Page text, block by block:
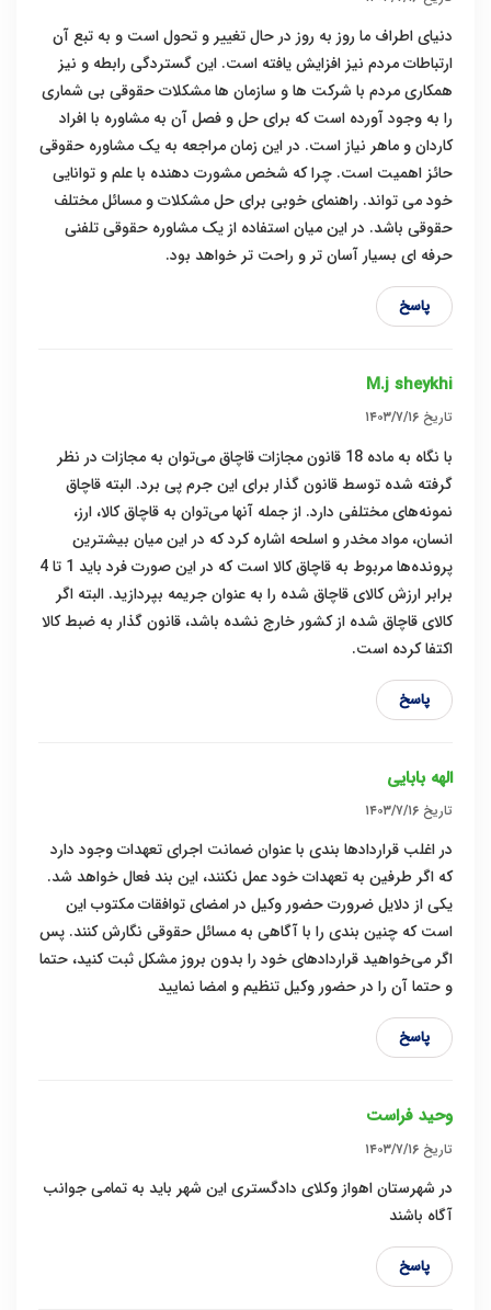
دنیای اطراف ما روز به روز در حال تغییر و تحول است و به تبع آن
ارتباطات مردم نیز افزایش یافته است. این گستردگی رابطه و نیز
همکاری مردم با شرکت ها و سازمان ها مشکلات حقوقی بی شماری
را به وجود آورده است که برای حل و فصل آن به مشاوره با افراد
کاردان و ماهر نیاز است. در این زمان مراجعه به یک مشاوره حقوقی
حائز اهمیت است. چرا که شخص مشورت دهنده با علم و توانایی
خود می تواند. راهنمای خوبی برای حل مشکلات و مسائل مختلف
حقوقی باشد. در این میان استفاده از یک مشاوره حقوقی تلفنی
حرفه ای بسیار آسان تر و راحت تر خواهد بود.
پاسخ
M.j sheykhi
تاریخ ۱۴۰۳/۷/۱۶
با نگاه به ماده 18 قانون مجازات قاچاق می‌توان به مجازات در نظر
گرفته شده توسط قانون گذار برای این جرم پی برد. البته قاچاق
نمونه‌های مختلفی دارد. از جمله آنها می‌توان به قاچاق کالا، ارز،
انسان، مواد مخدر و اسلحه اشاره کرد که در این میان بیشترین
پرونده‌ها مربوط به قاچاق کالا است که در این صورت فرد باید 1 تا 4
برابر ارزش کالای قاچاق شده را به عنوان جریمه بپردازید. البته اگر
کالای قاچاق شده از کشور خارج نشده باشد، قانون گذار به ضبط کالا
اکتفا کرده است.
پاسخ
الهه بابایی
تاریخ ۱۴۰۳/۷/۱۶
در اغلب قراردادها بندی با عنوان ضمانت اجرای تعهدات وجود دارد
که اگر طرفین به تعهدات خود عمل نکنند، این بند فعال خواهد شد.
یکی از دلایل ضرورت حضور وکیل در امضای توافقات مکتوب این
است که چنین بندی را با آگاهی به مسائل حقوقی نگارش کنند. پس
اگر می‌خواهید قراردادهای خود را بدون بروز مشکل ثبت کنید، حتما
و حتما آن را در حضور وکیل تنظیم و امضا نمایید
پاسخ
وحید فراست
تاریخ ۱۴۰۳/۷/۱۶
در شهرستان اهواز وکلای دادگستری این شهر باید به تمامی جوانب
آگاه باشند
پاسخ